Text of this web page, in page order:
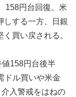
158円台回復。米
しする一方、日銀
買い戻される。
値158円台後半
ドル買いや米金
入警戒をはねの